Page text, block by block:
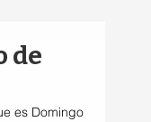
de
es Domingo